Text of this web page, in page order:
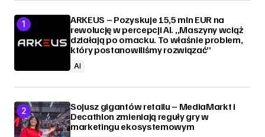
ARKEUS – Pozyskuje 15,5 mln EUR na
rewolucję w percepcji AI. „Maszyny wciąż
działają po omacku. To właśnie problem,
który postanowiliśmy rozwiązać”
AI
Sojusz gigantów retailu – MediaMarkt i
Decathlon zmieniają reguły gry w
marketingu ekosystemowym